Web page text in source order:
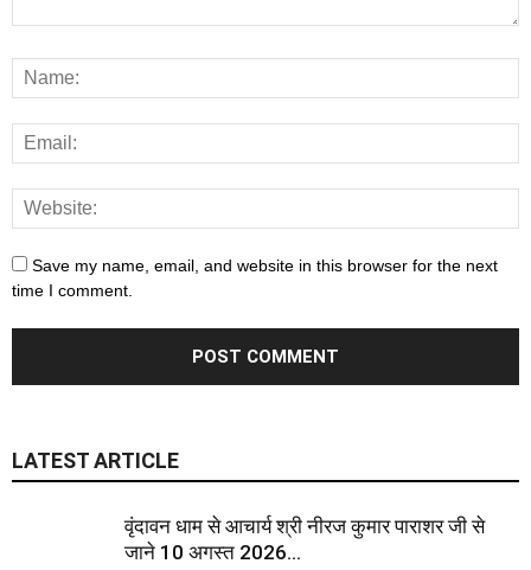
Save my name, email, and website in this browser for the next
time I comment.
LATEST ARTICLE
वृंदावन धाम से आचार्य श्री नीरज कुमार पाराशर जी से
जाने 10 अगस्त 2026...